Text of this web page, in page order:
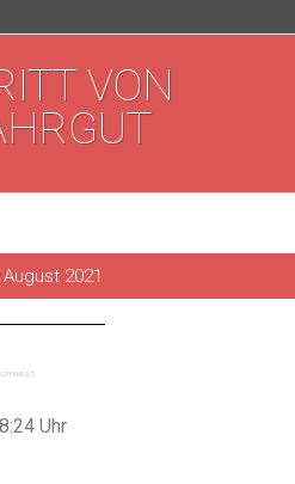
VON
August 2021
GEFAHRGUT
Uhr